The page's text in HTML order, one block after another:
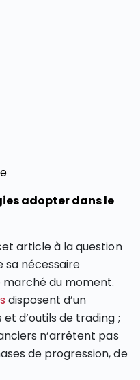
adopter dans le
article à la question
sa nécessaire
du moment.
disposent d’un
d’outils de trading ;
n’arrêtent pas
de progression, de